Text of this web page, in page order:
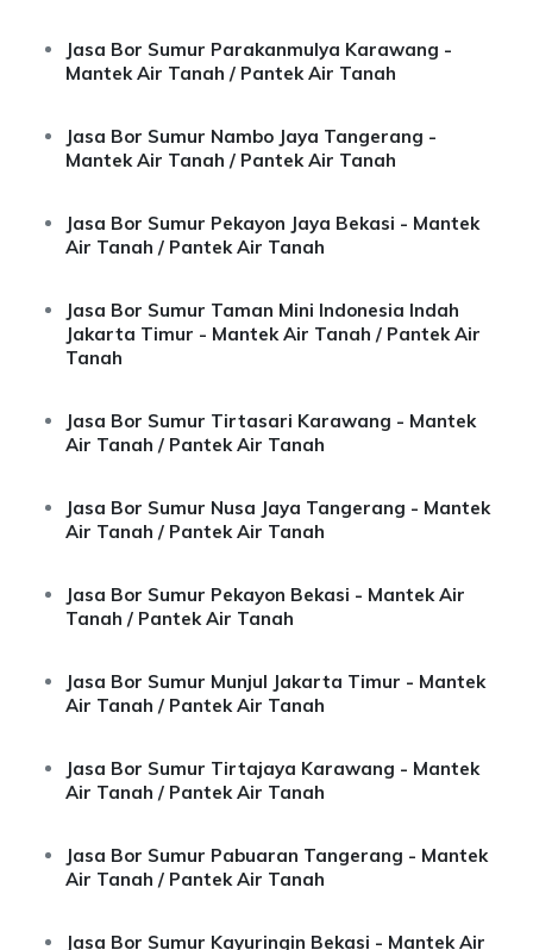
Jasa Bor Sumur Parakanmulya Karawang -
Mantek Air Tanah / Pantek Air Tanah
Jasa Bor Sumur Nambo Jaya Tangerang -
Mantek Air Tanah / Pantek Air Tanah
Jasa Bor Sumur Pekayon Jaya Bekasi - Mantek
Air Tanah / Pantek Air Tanah
Jasa Bor Sumur Taman Mini Indonesia Indah
Jakarta Timur - Mantek Air Tanah / Pantek Air
Tanah
Jasa Bor Sumur Tirtasari Karawang - Mantek
Air Tanah / Pantek Air Tanah
Jasa Bor Sumur Nusa Jaya Tangerang - Mantek
Air Tanah / Pantek Air Tanah
Jasa Bor Sumur Pekayon Bekasi - Mantek Air
Tanah / Pantek Air Tanah
Jasa Bor Sumur Munjul Jakarta Timur - Mantek
Air Tanah / Pantek Air Tanah
Jasa Bor Sumur Tirtajaya Karawang - Mantek
Air Tanah / Pantek Air Tanah
Jasa Bor Sumur Pabuaran Tangerang - Mantek
Air Tanah / Pantek Air Tanah
Jasa Bor Sumur Kayuringin Bekasi - Mantek Air